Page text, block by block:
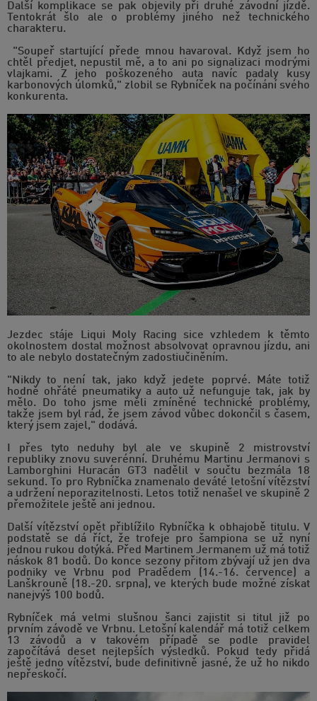
Další komplikace se pak objevily při druhé závodní jízdě.
Tentokrát šlo ale o problémy jiného než technického
charakteru.
"Soupeř startující přede mnou havaroval. Když jsem ho
chtěl předjet, nepustil mě, a to ani po signalizaci modrými
vlajkami. Z jeho poškozeného auta navíc padaly kusy
karbonových úlomků," zlobil se Rybníček na počínání svého
konkurenta.
Jezdec stáje Liqui Moly Racing sice vzhledem k těmto
okolnostem dostal možnost absolvovat opravnou jízdu, ani
to ale nebylo dostatečným zadostiučiněním.
"Nikdy to není tak, jako když jedete poprvé. Máte totiž
hodně ohřáté pneumatiky a auto už nefunguje tak, jak by
mělo. Do toho jsme měli zmíněné technické problémy,
takže jsem byl rád, že jsem závod vůbec dokončil s časem,
který jsem zajel," dodává.
I přes tyto neduhy byl ale ve skupině 2 mistrovství
republiky znovu suverénní. Druhému Martinu Jermanovi s
Lamborghini Huracán GT3 nadělil v součtu bezmála 18
sekund. To pro Rybníčka znamenalo deváté letošní vítězství
a udržení neporazitelnosti. Letos totiž nenašel ve skupině 2
přemožitele ještě ani jednou.
Další vítězství opět přiblížilo Rybníčka k obhajobě titulu. V
podstatě se dá říct, že trofeje pro šampiona se už nyní
jednou rukou dotýká. Před Martinem Jermanem už má totiž
náskok 81 bodů. Do konce sezony přitom zbývají už jen dva
podniky ve Vrbnu pod Pradědem (14.-16. července) a
Lanškrouně (18.-20. srpna), ve kterých bude možné získat
nanejvýš 100 bodů.
Rybníček má velmi slušnou šanci zajistit si titul již po
prvním závodě ve Vrbnu. Letošní kalendář má totiž celkem
13 závodů a v takovém případě se podle pravidel
započítává deset nejlepších výsledků. Pokud tedy přidá
ještě jedno vítězství, bude definitivně jasné, že už ho nikdo
nepřeskočí.